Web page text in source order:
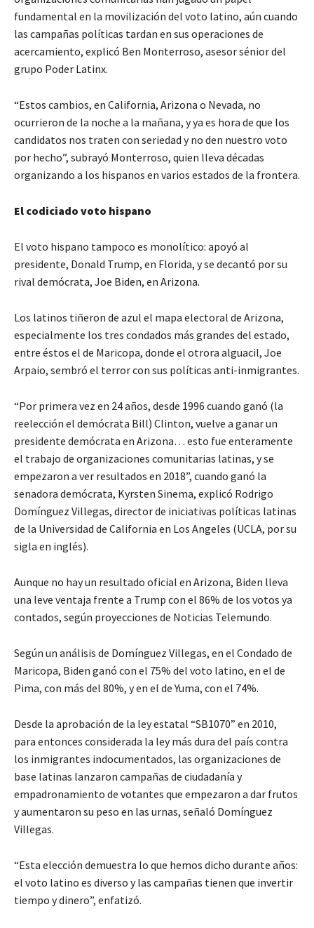
fundamental en la movilización del voto latino, aún cuando
las campañas políticas tardan en sus operaciones de
acercamiento, explicó Ben Monterroso, asesor sénior del
grupo Poder Latinx.
“Estos cambios, en California, Arizona o Nevada, no
ocurrieron de la noche a la mañana, y ya es hora de que los
candidatos nos traten con seriedad y no den nuestro voto
por hecho”, subrayó Monterroso, quien lleva décadas
organizando a los hispanos en varios estados de la frontera.
El codiciado voto hispano
El voto hispano tampoco es monolítico: apoyó al
presidente, Donald Trump, en Florida, y se decantó por su
rival demócrata, Joe Biden, en Arizona.
Los latinos tiñeron de azul el mapa electoral de Arizona,
especialmente los tres condados más grandes del estado,
entre éstos el de Maricopa, donde el otrora alguacil, Joe
Arpaio, sembró el terror con sus políticas anti-inmigrantes.
“Por primera vez en 24 años, desde 1996 cuando ganó (la
reelección el demócrata Bill) Clinton, vuelve a ganar un
presidente demócrata en Arizona… esto fue enteramente
el trabajo de organizaciones comunitarias latinas, y se
empezaron a ver resultados en 2018”, cuando ganó la
senadora demócrata, Kyrsten Sinema, explicó Rodrigo
Domínguez Villegas, director de iniciativas políticas latinas
de la Universidad de California en Los Angeles (UCLA, por su
sigla en inglés).
Aunque no hay un resultado oficial en Arizona, Biden lleva
una leve ventaja frente a Trump con el 86% de los votos ya
contados, según proyecciones de Noticias Telemundo.
Según un análisis de Domínguez Villegas, en el Condado de
Maricopa, Biden ganó con el 75% del voto latino, en el de
Pima, con más del 80%, y en el de Yuma, con el 74%.
Desde la aprobación de la ley estatal “SB1070” en 2010,
para entonces considerada la ley más dura del país contra
los inmigrantes indocumentados, las organizaciones de
base latinas lanzaron campañas de ciudadanía y
empadronamiento de votantes que empezaron a dar frutos
y aumentaron su peso en las urnas, señaló Domínguez
Villegas.
“Esta elección demuestra lo que hemos dicho durante años:
el voto latino es diverso y las campañas tienen que invertir
tiempo y dinero”, enfatizó.